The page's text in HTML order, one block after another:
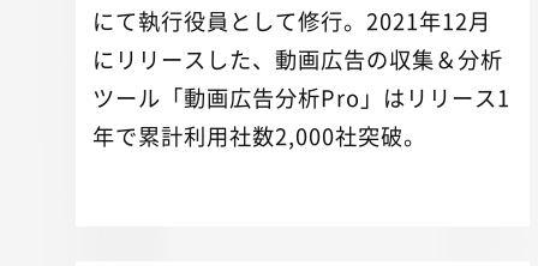
にて執行役員として修行。2021年12月
にリリースした、動画広告の収集＆分析
ツール「動画広告分析Pro」はリリース1
年で累計利用社数2,000社突破。